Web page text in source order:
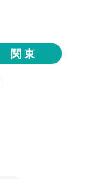
関 東